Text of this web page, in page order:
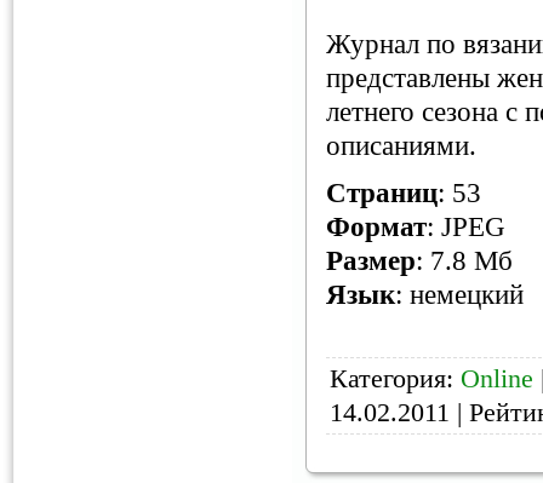
Журнал по
представлены
летнего сезона
описаниями.
Страниц: 53
Формат: JPEG
Размер: 7.8 Мб
Язык: немецкий
Категория: Online
14.02.2011 |